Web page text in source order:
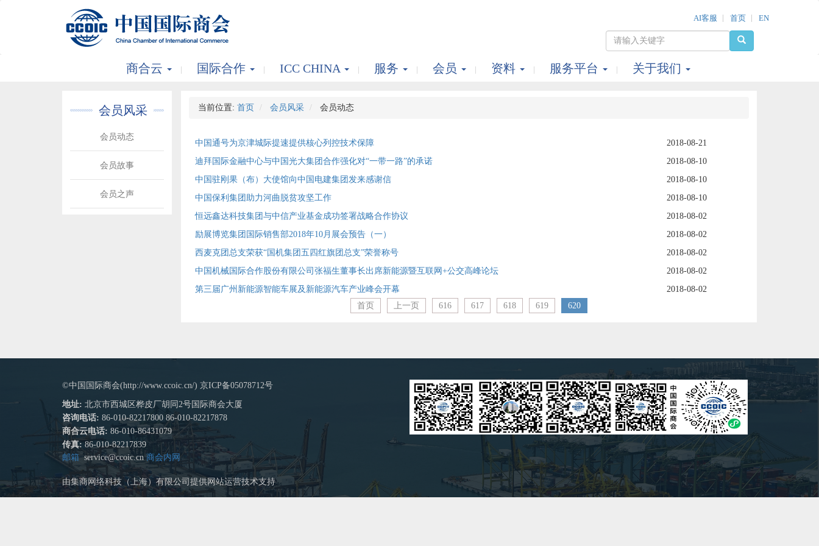
AI客服 首页 EN
商合云 国际合作 ICC CHINA 服务 会员 资料 服务平台 关于我们
会员风采
会员动态
会员故事
会员之声
当前位置: 首页 会员风采 会员动态
中国通号为京津城际提速提供核心列控技术保障
2018-08-21
迪拜国际金融中心与中国光大集团合作强化对“一带一路”的承诺
2018-08-10
中国驻刚果（布）大使馆向中国电建集团发来感谢信
2018-08-10
中国保利集团助力河曲脱贫攻坚工作
2018-08-10
恒远鑫达科技集团与中信产业基金成功签署战略合作协议
2018-08-02
励展博览集团国际销售部2018年10月展会预告（一）
2018-08-02
西麦克团总支荣获“国机集团五四红旗团总支”荣誉称号
2018-08-02
中国机械国际合作股份有限公司张福生董事长出席新能源暨互联网+公交高峰论坛
2018-08-02
第三届广州新能源智能车展及新能源汽车产业峰会开幕
2018-08-02
首页
上一页 616 617 618 619 620
©中国国际商会(http://www.ccoic.cn/) 京ICP备05078712号
地址: 北京市西城区桦皮厂胡同2号国际商会大厦
咨询电话: 86-010-82217800 86-010-82217878
商合云电话: 86-010-86431079
传真: 86-010-82217839
邮箱 service@ccoic.cn商会内网
由集商网络科技（上海）有限公司提供网站运营技术支持